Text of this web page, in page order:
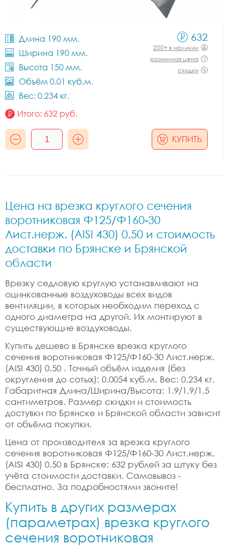
Длина 190 мм.
Ширина 190 мм.
Высота 150 мм.
Объём 0.01 куб.м.
Вес: 0.234 кг.
632
200+ в наличии
розничная цена
скидки
Итого: 632 руб.
КУПИТЬ
Цена на врезка круглого сечения
воротниковая Ф125/Ф160-30
Лист.нерж. (AISI 430) 0.50 и стоимость
доставки по Брянске и Брянской
области
Врезку седловую круглую устанавливают на
оцинкованные воздуховоды всех видов
вентиляции, в которых необходим переход с
одного диаметра на другой. Их монтируют в
существующие воздуховоды.
Купить дешево в Брянске врезка круглого
сечения воротниковая Ф125/Ф160-30 Лист.нерж.
(AISI 430) 0.50 . Точный объём изделия (без
округления до сотых): 0.0054 куб.м. Вес: 0.234 кг.
Габаритная Длина/Ширина/Высота: 1.9/1.9/1.5
сантиметров. Размер скидки и стоимость
достувки по Брянске и Брянской области зависит
от объёма покупки.
Цена от производителя за врезка круглого
сечения воротниковая Ф125/Ф160-30 Лист.нерж.
(AISI 430) 0.50 в Брянске: 632 рублей за штуку без
учёта стоимости доставки. Самовывоз -
бесплатно. За подробностями звоните!
Купить в других размерах
(параметрах) врезка круглого
сечения воротниковая